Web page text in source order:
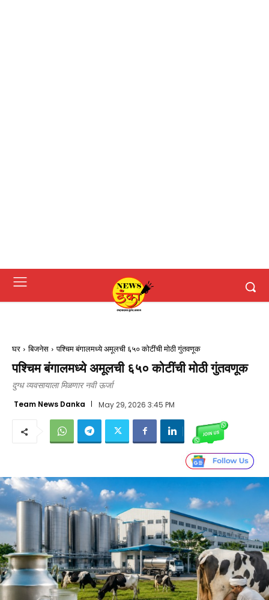
घर बिजनेस पश्चिम बंगालमध्ये अमूलची ६५० कोटींची मोठी गुंतवणूक
पश्चिम बंगालमध्ये अमूलची ६५० कोटींची मोठी गुंतवणूक
दुग्ध व्यवसायाला मिळणार नवी ऊर्जा
Team News Danka May 29, 2026 3:45 PM